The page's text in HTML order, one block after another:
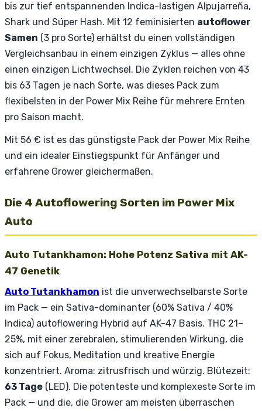
bis zur tief entspannenden Indica-lastigen Alpujarreña,
Shark und Súper Hash. Mit 12 feminisierten autoflower
Samen (3 pro Sorte) erhältst du einen vollständigen
Vergleichsanbau in einem einzigen Zyklus — alles ohne
einen einzigen Lichtwechsel. Die Zyklen reichen von 43
bis 63 Tagen je nach Sorte, was dieses Pack zum
flexibelsten in der Power Mix Reihe für mehrere Ernten
pro Saison macht.
Mit 56 € ist es das günstigste Pack der Power Mix Reihe
und ein idealer Einstiegspunkt für Anfänger und
erfahrene Grower gleichermaßen.
Die 4 Autoflowering Sorten im Power Mix
Auto
Auto Tutankhamon: Hohe Potenz Sativa mit AK-
47 Genetik
Auto Tutankhamon ist die unverwechselbarste Sorte
im Pack — ein Sativa-dominanter (60% Sativa / 40%
Indica) autoflowering Hybrid auf AK-47 Basis. THC 21–
25%, mit einer zerebralen, stimulierenden Wirkung, die
sich auf Fokus, Meditation und kreative Energie
konzentriert. Aroma: zitrusfrisch und würzig. Blütezeit:
63 Tage (LED). Die potenteste und komplexeste Sorte im
Pack — und die, die Grower am meisten überraschen